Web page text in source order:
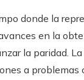
donde la
en la
la paridad.
a problemas